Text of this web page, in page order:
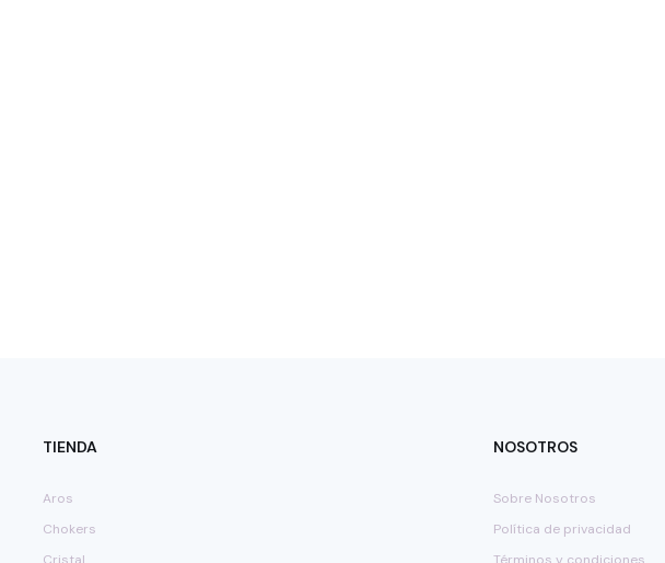
TIENDA
Aros
Chokers
NOSOTROS
Sobre Nosotros
Política de privacidad